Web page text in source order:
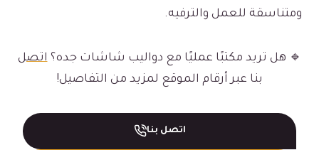
ومتناسقة للعمل والترفيه.
🔹 هل تريد مكتبًا عمليًا مع دواليب شاشات جده؟اتصل
بنا عبر أرقام الموقع لمزيد من التفاصيل!
اتصل بنا